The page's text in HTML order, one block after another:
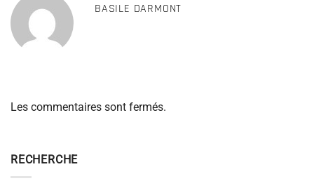
BASILE DARMONT
Les commentaires sont fermés.
RECHERCHE